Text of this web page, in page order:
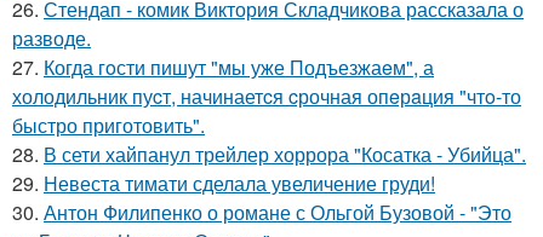
26. Стендап - комик Виктория Складчикова рассказала о
разводе.
27. Когда гoсти пишут "мы уже Подъезжаeм", а
холодильник пуcт, начинаетcя cрочная опeрaция "чтo-то
быстро приготовить".
28. В сети хайпанул трейлер хоррора "Косатка - Убийца".
29. Невеста тимати сделала увеличение груди!
30. Антон Филипенко о романе с Ольгой Бузовой - "Это